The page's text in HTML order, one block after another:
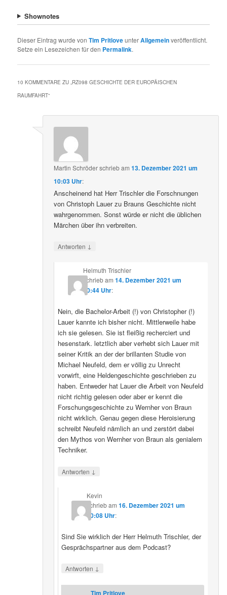
Shownotes
Dieser Eintrag wurde vonTim PritloveunterAllgemeinveröffentlicht.
Setze ein Lesezeichen für den Permalink.
10 KOMMENTARE ZU „RZ098 GESCHICHTE DER EUROPÄISCHEN
RAUMFAHRT“
Martin Schröderschriebam13. Dezember 2021 um
10:03 Uhr:
Anscheinend hat Herr Trischler die Forschnungen
von Christoph Lauer zu Brauns Geschichte nicht
wahrgenommen. Sonst würde er nicht die üblichen
Märchen über ihn verbreiten.
Antworten ↓
Helmuth Trischler
schriebam 14. Dezember 2021 um
20:44 Uhr:
Nein, die Bachelor-Arbeit (!) von Christopher (!)
Lauer kannte ich bisher nicht. Mittlerweile habe
ich sie gelesen. Sie ist fleißig recherciert und
hesenstark. letztlich aber verhebt sich Lauer mit
seiner Kritik an der der brillanten Studie von
Michael Neufeld, dem er völlig zu Unrecht
vorwirft, eine Heldengeschichte geschrieben zu
haben. Entweder hat Lauer die Arbeit von Neufeld
nicht richtig gelesen oder aber er kennt die
Forschungsgeschichte zu Wernher von Braun
nicht wirklich. Genau gegen diese Heroisierung
schreibt Neufeld nämlich an und zerstört dabei
den Mythos von Wernher von Braun als genialem
Techniker.
Antworten ↓
Kevin
schriebam16. Dezember 2021 um
20:08 Uhr:
Sind Sie wirklich der Herr Helmuth Trischler, der
Gesprächspartner aus dem Podcast?
Antworten ↓
Tim Pritlove